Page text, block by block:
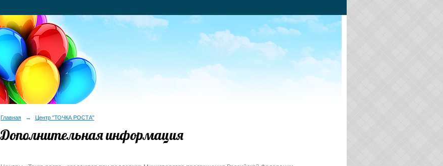
Главная → Центр "ТОЧКА РОСТА"
Дополнительная информация